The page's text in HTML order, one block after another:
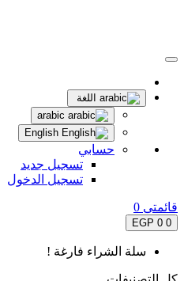
اللغة
حسابي
تسجيل جديد
تسجيل الدخول
قائمتى 0
0
0 EGP
سلة الشراء فارغة !